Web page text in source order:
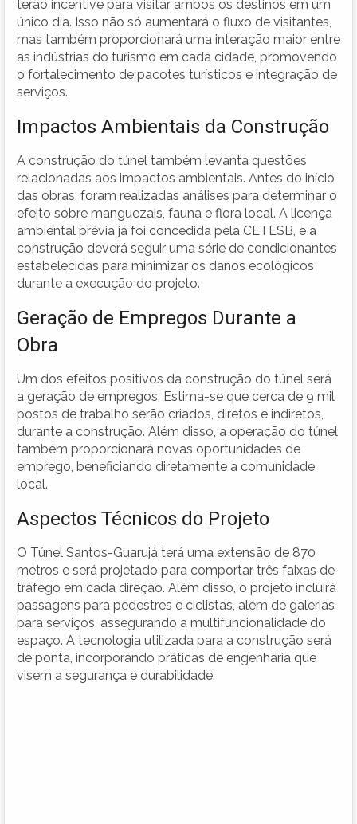
terão incentive para visitar ambos os destinos em um
único dia. Isso não só aumentará o fluxo de visitantes,
mas também proporcionará uma interação maior entre
as indústrias do turismo em cada cidade, promovendo
o fortalecimento de pacotes turísticos e integração de
serviços.
Impactos Ambientais da Construção
A construção do túnel também levanta questões
relacionadas aos impactos ambientais. Antes do início
das obras, foram realizadas análises para determinar o
efeito sobre manguezais, fauna e flora local. A licença
ambiental prévia já foi concedida pela CETESB, e a
construção deverá seguir uma série de condicionantes
estabelecidas para minimizar os danos ecológicos
durante a execução do projeto.
Geração de Empregos Durante a
Obra
Um dos efeitos positivos da construção do túnel será
a geração de empregos. Estima-se que cerca de 9 mil
postos de trabalho serão criados, diretos e indiretos,
durante a construção. Além disso, a operação do túnel
também proporcionará novas oportunidades de
emprego, beneficiando diretamente a comunidade
local.
Aspectos Técnicos do Projeto
O Túnel Santos-Guarujá terá uma extensão de 870
metros e será projetado para comportar três faixas de
tráfego em cada direção. Além disso, o projeto incluirá
passagens para pedestres e ciclistas, além de galerias
para serviços, assegurando a multifuncionalidade do
espaço. A tecnologia utilizada para a construção será
de ponta, incorporando práticas de engenharia que
visem a segurança e durabilidade.